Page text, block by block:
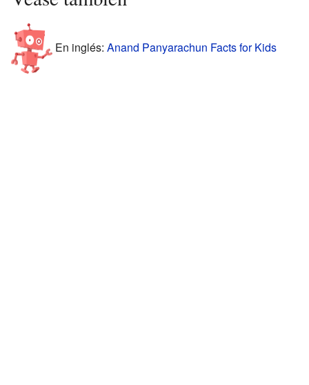
En inglés: Anand Panyarachun Facts for Kids